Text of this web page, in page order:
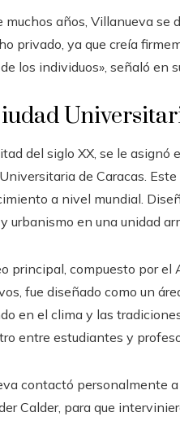
muchos años, Villanueva se
privado, ya que creía
los individuos», señaló en
del siglo XX, se le
de Caracas.
a nivel mundial.
urbanismo en una unidad
principal, compuesto por el
fue diseñado como un
en el clima y las
entre estudiantes y
contactó personalmente
Calder, para que